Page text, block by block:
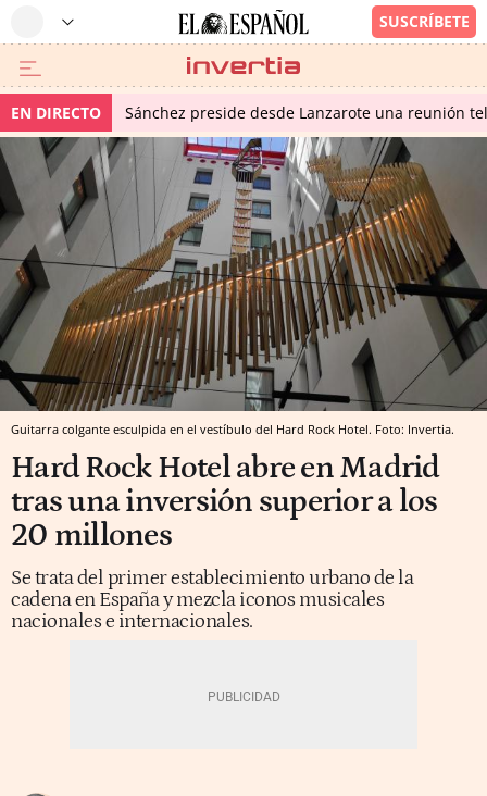
EN DIRECTO Sánchez preside desde Lanzarote una reunión
Guitarra colgante esculpida en el vestíbulo del Hard Rock Hotel. Foto: Invertia.
Hard Rock Hotel abre en Madrid
tras una inversión superior a los
20 millones
Se trata del primer establecimiento urbano de la
cadena en España y mezcla iconos musicales
nacionales e internacionales.